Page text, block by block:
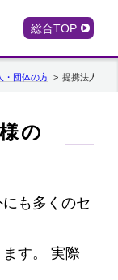
総合TOP
・団体の方 提携法人・
の
も多くのセ
す。 実際